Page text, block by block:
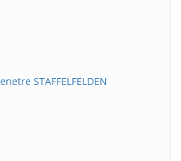
STAFFELFELDEN